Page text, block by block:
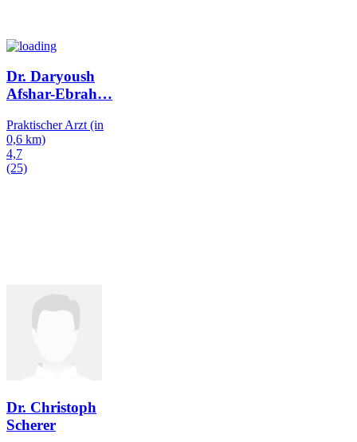
Dr. Daryoush
Afshar-Ebrah…
Praktischer Arzt (in
0,6 km)
4,7
(25)
Dr. Christoph
Scherer